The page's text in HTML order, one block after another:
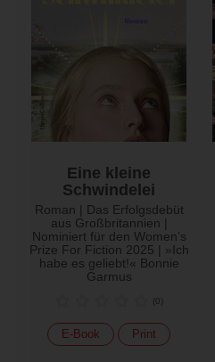
Eine kleine
Schwindelei
Roman | Das Erfolgsdebüt
aus Großbritannien |
Nominiert für den Women’s
Prize For Fiction 2025 | »Ich
habe es geliebt!« Bonnie
Garmus
(0)
E-Book Print